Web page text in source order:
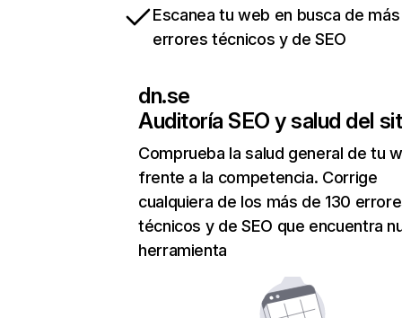
Escanea tu web en busca de
errores técnicos y de SEO
dn.se
Auditoría SEO y salud del
Comprueba la salud general de tu
frente a la competencia. Corrige
cualquiera de los más de 130
técnicos y de SEO que encuentra
herramienta